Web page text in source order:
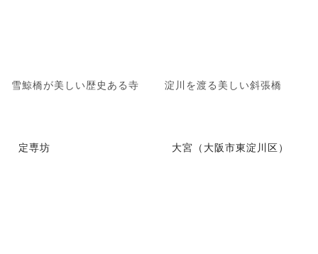
雪鯨橋が美しい歴史ある寺 淀川を渡る美しい斜張橋
定専坊 大宮（大阪市東淀川区）